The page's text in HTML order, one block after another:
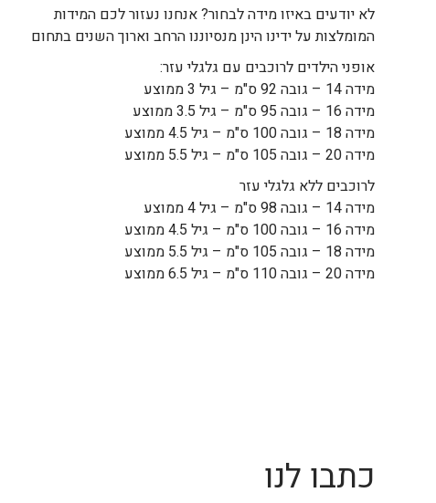
לא יודעים באיזו מידה לבחור? אנחנו נעזור לכם המידות
המומלצות על ידינו הינן מנסיוננו הרחב וארוך השנים בתחום
אופני הילדים לרוכבים עם גלגלי עזר:
מידה 14 – גובה 92 ס"מ – גיל 3 ממוצע
מידה 16 – גובה 95 ס"מ – גיל 3.5 ממוצע
מידה 18 – גובה 100 ס"מ – גיל 4.5 ממוצע
מידה 20 – גובה 105 ס"מ – גיל 5.5 ממוצע
לרוכבים ללא גלגלי עזר
מידה 14 – גובה 98 ס"מ – גיל 4 ממוצע
מידה 16 – גובה 100 ס"מ – גיל 4.5 ממוצע
מידה 18 – גובה 105 ס"מ – גיל 5.5 ממוצע
מידה 20 – גובה 110 ס"מ – גיל 6.5 ממוצע
כתבו לנו